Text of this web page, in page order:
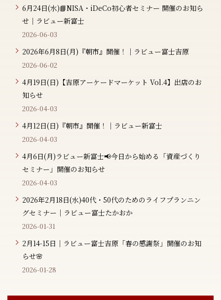
6月24日(水)📘NISA・iDeCo初心者セミナー 開催のお知ら
せ｜ラビュー新富士
2026-06-03
2026年6月8日(月)『朝市』開催！｜ラビュー富士吉原
2026-06-02
4月19日(日)【吉原アーケードマーケット Vol.4】出店のお
知らせ
2026-04-03
4月12日(日)『朝市』開催！｜ラビュー新富士
2026-04-03
4月6日(月)ラビュー新富士📢今日から始める「資産づくり
セミナー」開催のお知らせ
2026-04-03
2026年2月18日(水)40代・50代のためのライフプランニン
グセミナー｜ラビュー富士たかおか
2026-01-31
2月14-15日｜ラビュー富士吉原「春の感謝祭」開催のお知
らせ🌸
2026-01-28